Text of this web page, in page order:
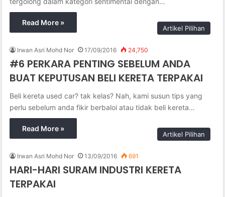
Read More »
Artikel Pilihan
Irwan Asri Mohd Nor 17/09/2016 24,750
#6 PERKARA PENTING SEBELUM ANDA
BUAT KEPUTUSAN BELI KERETA TERPAKAI
Beli kereta used car? tak kelas? Nah, kami susun tips yang
perlu sebelum anda fikir berbaloi atau tidak beli kereta…
Read More »
Artikel Pilihan
Irwan Asri Mohd Nor 13/09/2016 691
HARI-HARI SURAM INDUSTRI KERETA
TERPAKAI